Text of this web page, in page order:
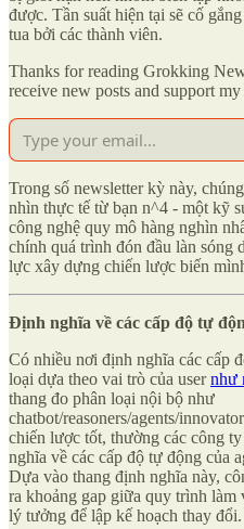
được. Tần suất hiện tại sẽ cố
tua bởi các thành viên.
Thanks for reading Grokking
receive new posts and support
Trong số newsletter kỳ này,
nhìn thực tế từ bạn n^4 - một kỹ
công nghệ quy mô hàng nghìn
chính quá trình đón đầu làn sóng
lực xây dựng chiến lược biến
Định nghĩa về các cấp độ tự
Có nhiều nơi định nghĩa các cấp
loại dựa theo vai trò của usernhư
thang đo phân loại nội bộ như
chatbot/reasoners/agents/
chiến lược tốt, thường các công
nghĩa về các cấp độ tự động của
Dựa vào thang định nghĩa này,
ra khoảng gap giữa quy trình
lý tưởng để lập kế hoạch thay đổi.